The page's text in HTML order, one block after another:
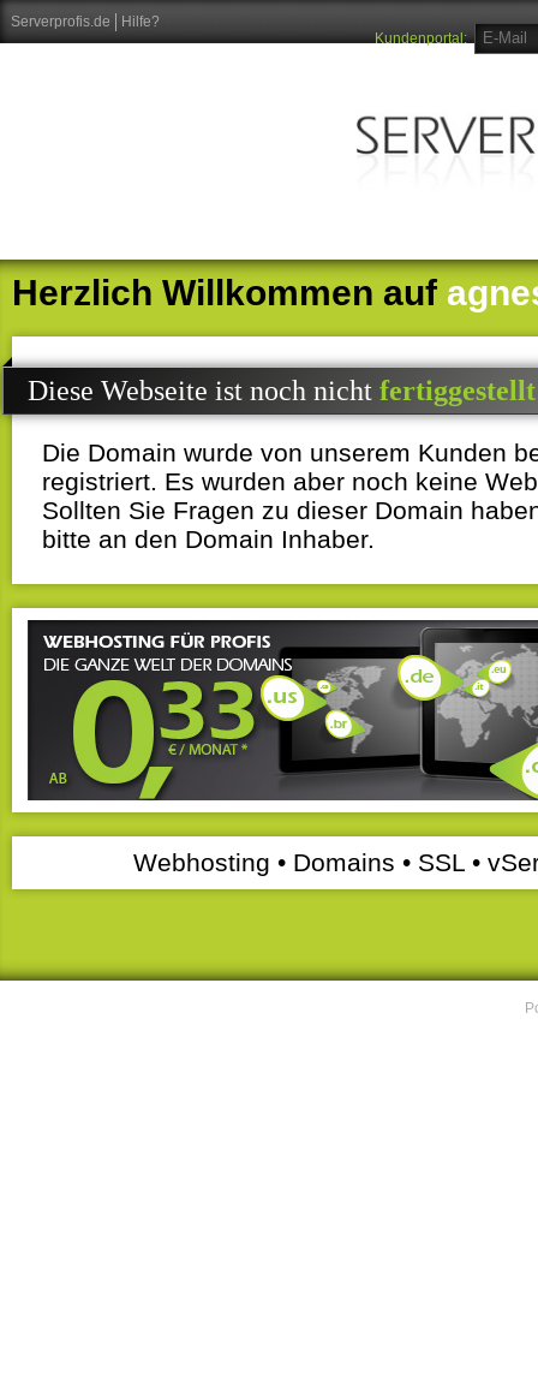
Serverprofis.de
Hilfe?
Kundenportal:
Herzlich Willkommen auf
Diese Webseite ist noch nicht fertiggestellt
Die Domain wurde von unserem Kunden
registriert. Es wurden aber noch keine
Sollten Sie Fragen zu dieser Domain
bitte an den Domain Inhaber.
Webhosting • Domains • SSL •